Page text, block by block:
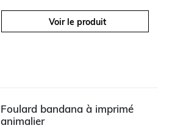
Voir le produit
Foulard bandana à imprimé
animalier